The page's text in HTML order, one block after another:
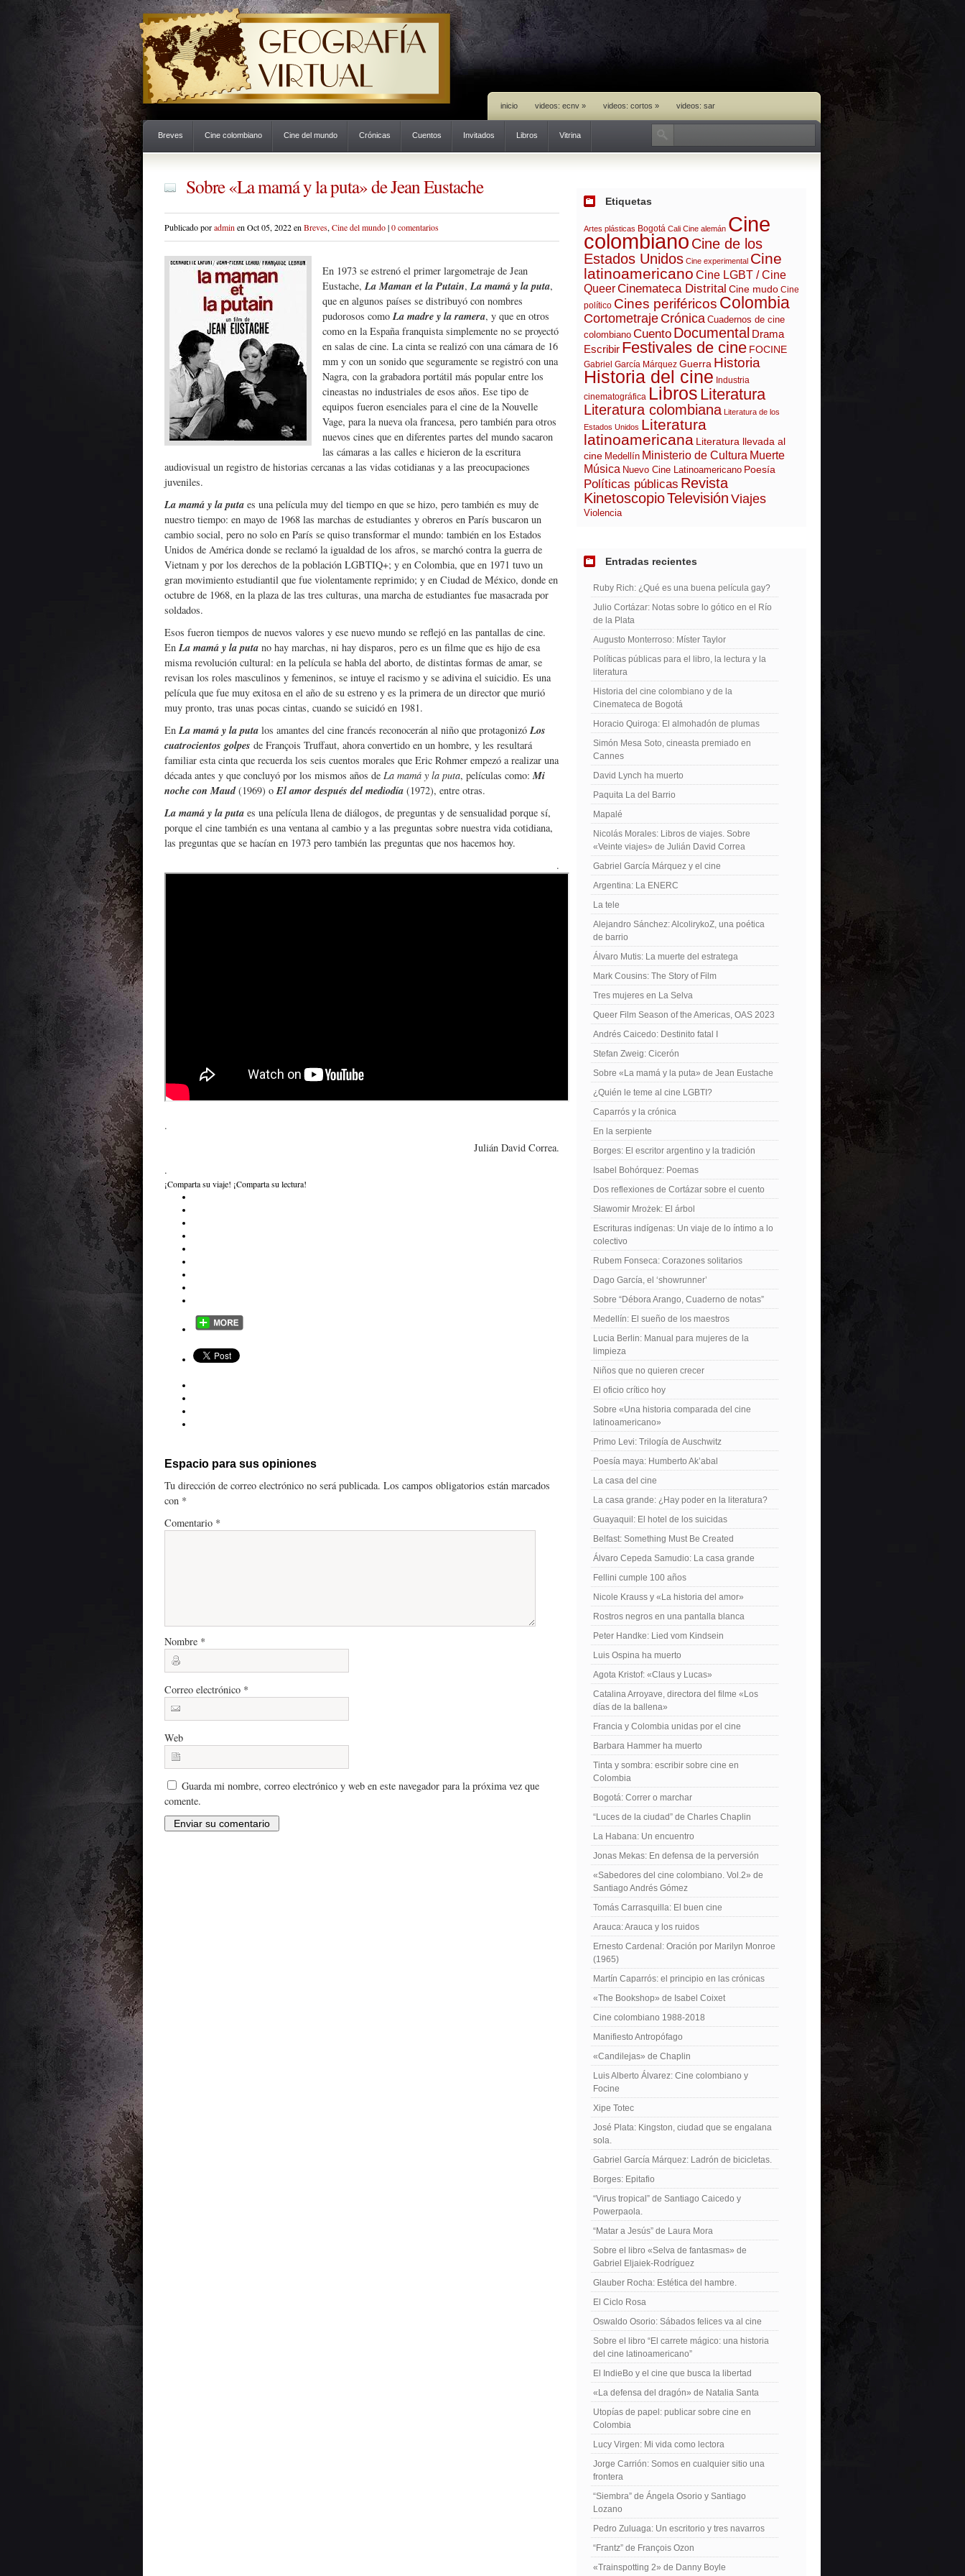
inicio videos: ecnv » videos: cortos » videos: sar
Breves Cine colombiano Cine del mundo Crónicas Cuentos Invitados Libros Vitrina
Sobre «La mamá y la puta» de Jean Eustache
Publicado poradmin en Oct 05, 2022 en Breves, Cine del mundo|0 comentarios
En 1973 se estrenó el primer largometraje de Jean
Eustache,La Maman et la Putain,La mamá y la puta,
que en algunos países se distribuyó con nombres
pudorosos comoLa madre y la ramera, y que en otros
como en la España franquista simplemente no se proyectó
en salas de cine. La cinta se realizó con una cámara de 16
mm y con un sonido que seguramente se registró con una
Nagra, con la grabadora portátil más popular entre los
cineastas no industriales de esos años. Ese tipo de
equipos fueron esenciales para el cine de la Nouvelle
Vage, para la nueva ola francesa, pero también para otros
nuevos cines que en diferentes partes del mundo sacaron
las cámaras a las calles e hicieron de la escritura
audiovisual un registro de historias cercanas a las vidas cotidianas y a las preocupaciones
juveniles.
La mamá y la puta es una película muy del tiempo en que se hizo, pero también es muy de
nuestro tiempo: en mayo de 1968 las marchas de estudiantes y obreros en París buscaron un
cambio social, pero no solo en París se quiso transformar el mundo: también en los Estados
Unidos de América donde se reclamó la igualdad de los afros, se marchó contra la guerra de
Vietnam y por los derechos de la población LGBTIQ+; y en Colombia, que en 1971 tuvo un
gran movimiento estudiantil que fue violentamente reprimido; y en Ciudad de México, donde en
octubre de 1968, en la plaza de las tres culturas, una marcha de estudiantes fue masacrada por
soldados.
Esos fueron tiempos de nuevos valores y ese nuevo mundo se reflejó en las pantallas de cine.
En La mamá y la puta no hay marchas, ni hay disparos, pero es un filme que es hijo de esa
misma revolución cultural: en la película se habla del aborto, de distintas formas de amar, se
revisan los roles masculinos y femeninos, se intuye el racismo y se adivina el suicidio. Es una
película que fue muy exitosa en el año de su estreno y es la primera de un director que murió
muy pronto, tras unas pocas cintas, cuando se suicidó en 1981.
EnLa mamá y la puta los amantes del cine francés reconocerán al niño que protagonizóLos
cuatrocientos golpes de François Truffaut, ahora convertido en un hombre, y les resultará
familiar esta cinta que recuerda los seis cuentos morales que Eric Rohmer empezó a realizar una
década antes y que concluyó por los mismos años de La mamá y la puta, películas como:Mi
noche con Maud(1969) oEl amor después del mediodía (1972), entre otras.
La mamá y la puta es una película llena de diálogos, de preguntas y de sensualidad porque sí,
porque el cine también es una ventana al cambio y a las preguntas sobre nuestra vida cotidiana,
las preguntas que se hacían en 1973 pero también las preguntas que nos hacemos hoy.
.
.
Julián David Correa.
.
¡Comparta su viaje! ¡Comparta su lectura!
Espacio para sus opiniones
Tu dirección de correo electrónico no será publicada. Los campos obligatorios están marcados
con *
Comentario *
Nombre *
Correo electrónico *
Web
Guarda mi nombre, correo electrónico y web en este navegador para la próxima vez que
comente.
Etiquetas
Artes plásticas Bogotá Cali Cine alemán Cine
colombiano Cine de los
Estados Unidos Cine experimental Cine
latinoamericano Cine LGBT / Cine
QueerCinemateca Distrital Cine mudo Cine
político Cines periféricos Colombia
Cortometraje Crónica Cuadernos de cine
colombiano Cuento Documental Drama
Escribir Festivales de cine FOCINE
Gabriel García Márquez Guerra Historia
Historia del cine Industria
cinematográfica Libros Literatura
Literatura colombiana Literatura de los
Estados Unidos Literatura
latinoamericana Literatura llevada al
cine Medellín Ministerio de Cultura Muerte
Música Nuevo Cine Latinoamericano Poesía
Políticas públicas Revista
KinetoscopioTelevisiónViajes
Violencia
Entradas recientes
Ruby Rich: ¿Qué es una buena película gay?
Julio Cortázar: Notas sobre lo gótico en el Río
de la Plata
Augusto Monterroso: Míster Taylor
Políticas públicas para el libro, la lectura y la
literatura
Historia del cine colombiano y de la
Cinemateca de Bogotá
Horacio Quiroga: El almohadón de plumas
Simón Mesa Soto, cineasta premiado en
Cannes
David Lynch ha muerto
Paquita La del Barrio
Mapalé
Nicolás Morales: Libros de viajes. Sobre
«Veinte viajes» de Julián David Correa
Gabriel García Márquez y el cine
Argentina: La ENERC
La tele
Alejandro Sánchez: AlcolirykoZ, una poética
de barrio
Álvaro Mutis: La muerte del estratega
Mark Cousins: The Story of Film
Tres mujeres en La Selva
Queer Film Season of the Americas, OAS 2023
Andrés Caicedo: Destinito fatal I
Stefan Zweig: Cicerón
Sobre «La mamá y la puta» de Jean Eustache
¿Quién le teme al cine LGBTI?
Caparrós y la crónica
En la serpiente
Borges: El escritor argentino y la tradición
Isabel Bohórquez: Poemas
Dos reflexiones de Cortázar sobre el cuento
Sławomir Mrożek: El árbol
Escrituras indígenas: Un viaje de lo íntimo a lo
colectivo
Rubem Fonseca: Corazones solitarios
Dago García, el ‘showrunner’
Sobre “Débora Arango, Cuaderno de notas”
Medellín: El sueño de los maestros
Lucia Berlin: Manual para mujeres de la
limpieza
Niños que no quieren crecer
El oficio crítico hoy
Sobre «Una historia comparada del cine
latinoamericano»
Primo Levi: Trilogía de Auschwitz
Poesía maya: Humberto Ak’abal
La casa del cine
La casa grande: ¿Hay poder en la literatura?
Guayaquil: El hotel de los suicidas
Belfast: Something Must Be Created
Álvaro Cepeda Samudio: La casa grande
Fellini cumple 100 años
Nicole Krauss y «La historia del amor»
Rostros negros en una pantalla blanca
Peter Handke: Lied vom Kindsein
Luis Ospina ha muerto
Agota Kristof: «Claus y Lucas»
Catalina Arroyave, directora del filme «Los
días de la ballena»
Francia y Colombia unidas por el cine
Barbara Hammer ha muerto
Tinta y sombra: escribir sobre cine en
Colombia
Bogotá: Correr o marchar
“Luces de la ciudad” de Charles Chaplin
La Habana: Un encuentro
Jonas Mekas: En defensa de la perversión
«Sabedores del cine colombiano. Vol.2» de
Santiago Andrés Gómez
Tomás Carrasquilla: El buen cine
Arauca: Arauca y los ruidos
Ernesto Cardenal: Oración por Marilyn Monroe
(1965)
Martín Caparrós: el principio en las crónicas
«The Bookshop» de Isabel Coixet
Cine colombiano 1988-2018
Manifiesto Antropófago
«Candilejas» de Chaplin
Luis Alberto Álvarez: Cine colombiano y
Focine
Xipe Totec
José Plata: Kingston, ciudad que se engalana
sola.
Gabriel García Márquez: Ladrón de bicicletas.
Borges: Epitafio
“Virus tropical” de Santiago Caicedo y
Powerpaola.
“Matar a Jesús” de Laura Mora
Sobre el libro «Selva de fantasmas» de
Gabriel Eljaiek-Rodríguez
Glauber Rocha: Estética del hambre.
El Ciclo Rosa
Oswaldo Osorio: Sábados felices va al cine
Sobre el libro “El carrete mágico: una historia
del cine latinoamericano”
El IndieBo y el cine que busca la libertad
«La defensa del dragón» de Natalia Santa
Utopías de papel: publicar sobre cine en
Colombia
Lucy Virgen: Mi vida como lectora
Jorge Carrión: Somos en cualquier sitio una
frontera
“Siembra” de Ángela Osorio y Santiago
Lozano
Pedro Zuluaga: Un escritorio y tres navarros
“Frantz” de François Ozon
«Trainspotting 2» de Danny Boyle